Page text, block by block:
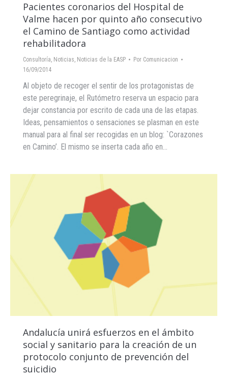
Pacientes coronarios del Hospital de
Valme hacen por quinto año consecutivo
el Camino de Santiago como actividad
rehabilitadora
Consultoría, Noticias, Noticias de la EASP Por Comunicacion
16/09/2014
Al objeto de recoger el sentir de los protagonistas de
este peregrinaje, el Rutómetro reserva un espacio para
dejar constancia por escrito de cada una de las etapas.
Ideas, pensamientos o sensaciones se plasman en este
manual para al final ser recogidas en un blog: `Corazones
en Camino’. El mismo se inserta cada año en…
Andalucía unirá esfuerzos en el ámbito
social y sanitario para la creación de un
protocolo conjunto de prevención del
suicidio